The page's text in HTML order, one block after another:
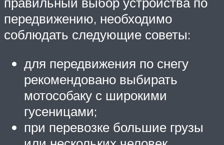
передвижению, необходимо
соблюдать следующие советы:
для передвижения по снегу
рекомендовано выбирать
мотособаку с широкими
гусеницами;
при перевозке большие грузы